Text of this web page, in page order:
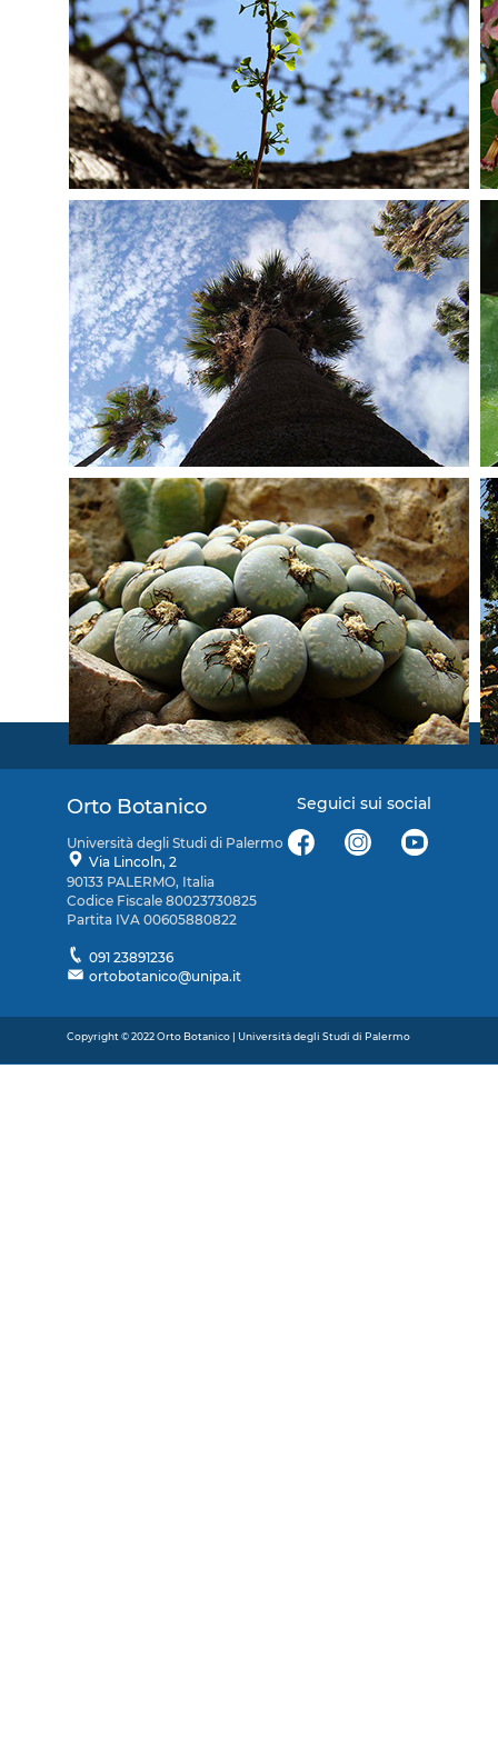
Orto Botanico
Università degli Studi di Palermo
Via Lincoln, 2
90133 PALERMO, Italia
Codice Fiscale 80023730825
Partita IVA 00605880822
091 23891236
ortobotanico@unipa.it
Seguici sui social
Copyright © 2022 Orto Botanico | Università degli Studi di Palermo